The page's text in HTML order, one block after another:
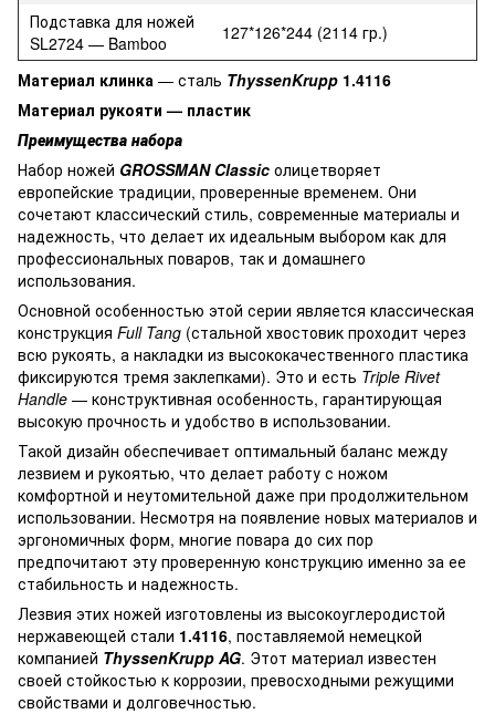
Подставка для ножей
SL2724 — Bamboo
127*126*244 (2114 гр.)
Материал клинка — сталь ThyssenKrupp 1.4116
Материал рукояти — пластик
Преимущества набора
Набор ножей GROSSMAN Classic олицетворяет
европейские традиции, проверенные временем. Они
сочетают классический стиль, современные материалы и
надежность, что делает их идеальным выбором как для
профессиональных поваров, так и домашнего
использования.
Основной особенностью этой серии является классическая
конструкция Full Tang (стальной хвостовик проходит через
всю рукоять, а накладки из высококачественного пластика
фиксируются тремя заклепками). Это и есть Triple Rivet
Handle — конструктивная особенность, гарантирующая
высокую прочность и удобство в использовании.
Такой дизайн обеспечивает оптимальный баланс между
лезвием и рукоятью, что делает работу с ножом
комфортной и неутомительной даже при продолжительном
использовании. Несмотря на появление новых материалов и
эргономичных форм, многие повара до сих пор
предпочитают эту проверенную конструкцию именно за ее
стабильность и надежность.
Лезвия этих ножей изготовлены из высокоуглеродистой
нержавеющей стали 1.4116, поставляемой немецкой
компанией ThyssenKrupp AG. Этот материал известен
своей стойкостью к коррозии, превосходными режущими
свойствами и долговечностью.